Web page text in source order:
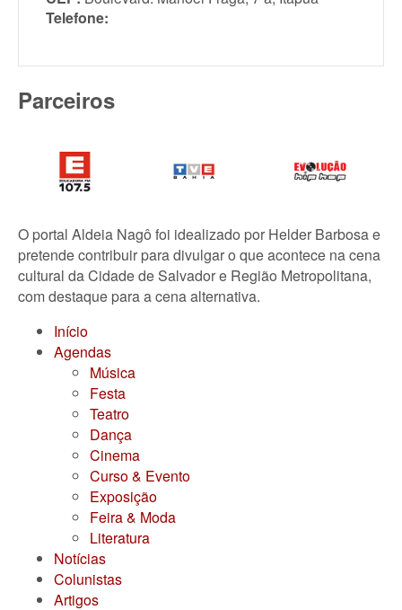
Telefone:
Parceiros
O portal Aldeia Nagô foi idealizado por Helder Barbosa e
pretende contribuir para divulgar o que acontece na cena
cultural da Cidade de Salvador e Região Metropolitana,
com destaque para a cena alternativa.
Início
Agendas
Música
Festa
Teatro
Dança
Cinema
Curso & Evento
Exposição
Feira & Moda
Literatura
Notícias
Colunistas
Artigos